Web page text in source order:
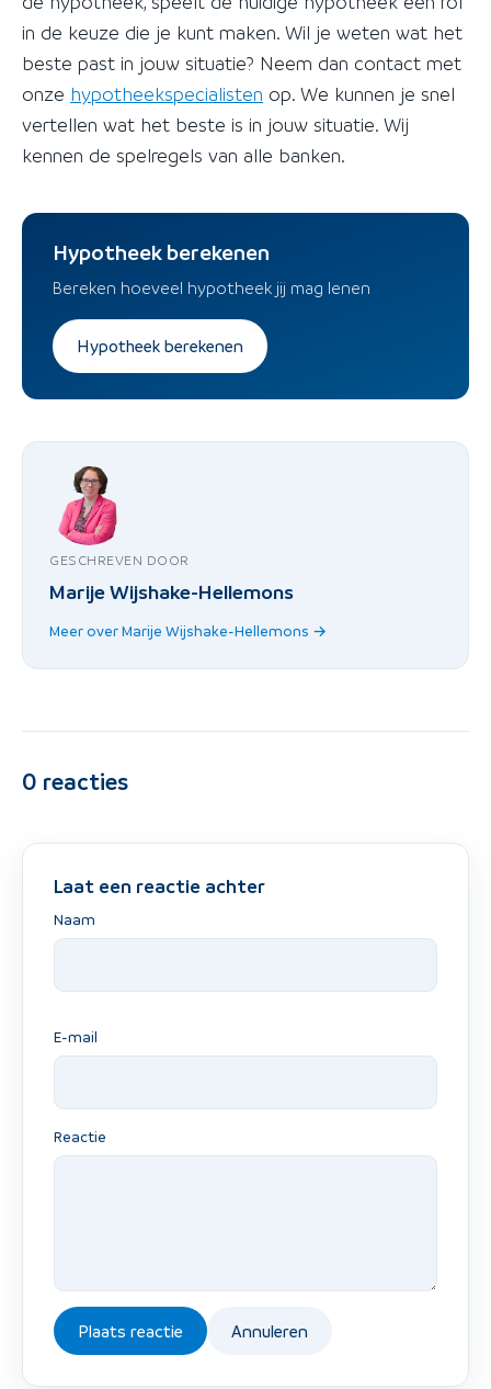
in de keuze die je kunt maken. Wil je weten wat het
beste past in jouw situatie? Neem dan contact met
onze hypotheekspecialisten op. We kunnen je snel
vertellen wat het beste is in jouw situatie. Wij
kennen de spelregels van alle banken.
Hypotheek berekenen
Bereken hoeveel hypotheek jij mag lenen
Hypotheek berekenen
GESCHREVEN DOOR
Marije Wijshake-Hellemons
Meer over Marije Wijshake-Hellemons →
0 reacties
Laat een reactie achter
Naam
E-mail
Reactie
Plaats reactie Annuleren